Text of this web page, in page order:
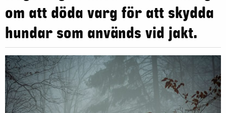
om att döda varg för att skydda
hundar som används vid jakt.